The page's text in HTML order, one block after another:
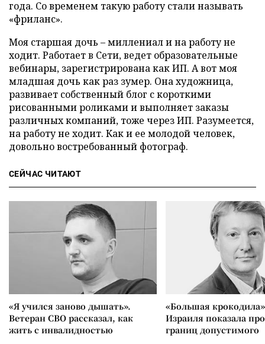
года. Со временем такую работу стали называть
«фриланс».
Моя старшая дочь – миллениал и на работу не
ходит. Работает в Сети, ведет образовательные
вебинары, зарегистрирована как ИП. А вот моя
младшая дочь как раз зумер. Она художница,
развивает собственный блог с короткими
рисованными роликами и выполняет заказы
различных компаний, тоже через ИП. Разумеется,
на работу не ходит. Как и ее молодой человек,
довольно востребованный фотограф.
СЕЙЧАС ЧИТАЮТ
«Я учился заново дышать».
Ветеран СВО рассказал, как
жить с инвалидностью
«Большая
Израиля показала
границ допустимого